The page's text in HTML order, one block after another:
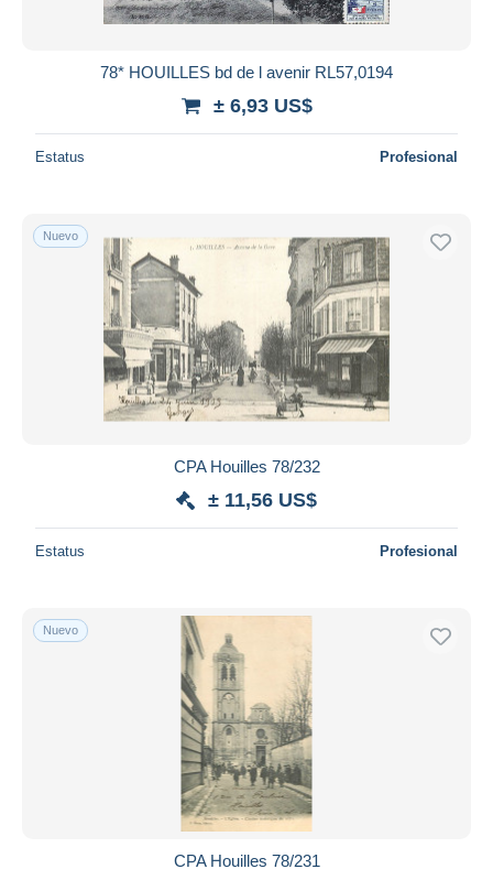
78* HOUILLES bd de l avenir RL57,0194
± 6,93 US$
Estatus Profesional
Nuevo
CPA Houilles 78/232
± 11,56 US$
Estatus Profesional
Nuevo
CPA Houilles 78/231